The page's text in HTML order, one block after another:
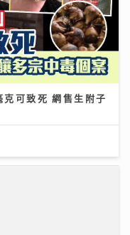
可致死 網售生附子